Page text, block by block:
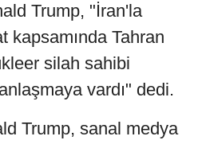
Trump, "İran'la
kapsamında Tahran
silah sahibi
vardı" dedi.
Trump, sanal medya